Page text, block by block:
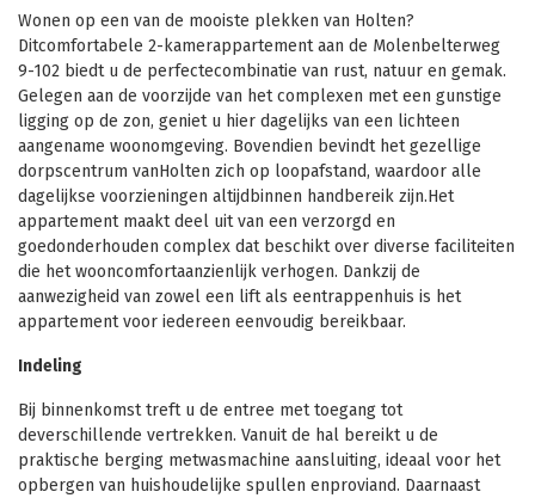
Wonen op een van de mooiste plekken van Holten?
Ditcomfortabele 2-kamerappartement aan de Molenbelterweg
9-102 biedt u de perfectecombinatie van rust, natuur en gemak.
Gelegen aan de voorzijde van het complexen met een gunstige
ligging op de zon, geniet u hier dagelijks van een lichteen
aangename woonomgeving. Bovendien bevindt het gezellige
dorpscentrum vanHolten zich op loopafstand, waardoor alle
dagelijkse voorzieningen altijdbinnen handbereik zijn.Het
appartement maakt deel uit van een verzorgd en
goedonderhouden complex dat beschikt over diverse faciliteiten
die het wooncomfortaanzienlijk verhogen. Dankzij de
aanwezigheid van zowel een lift als eentrappenhuis is het
appartement voor iedereen eenvoudig bereikbaar.
Indeling
Bij binnenkomst treft u de entree met toegang tot
deverschillende vertrekken. Vanuit de hal bereikt u de
praktische berging metwasmachine aansluiting, ideaal voor het
opbergen van huishoudelijke spullen enproviand. Daarnaast